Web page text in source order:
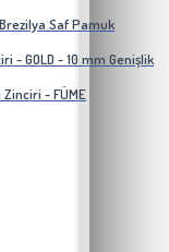
Saf Pamuk
- GOLD - 10 mm Genişlik
Zinciri - FÜME